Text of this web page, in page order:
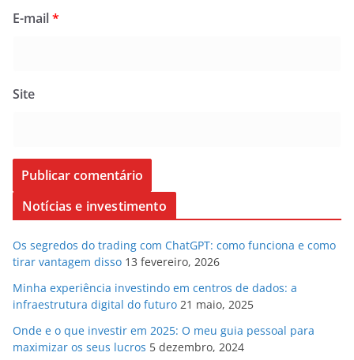
E-mail*
Site
Notícias e investimento
Os segredos do trading com ChatGPT: como funciona e como
tirar vantagem disso 13 fevereiro, 2026
Minha experiência investindo em centros de dados: a
infraestrutura digital do futuro 21 maio, 2025
Onde e o que investir em 2025: O meu guia pessoal para
maximizar os seus lucros 5 dezembro, 2024